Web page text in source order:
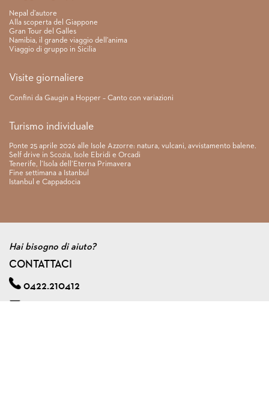
Nepal d’autore
Alla scoperta del Giappone
Gran Tour del Galles
Namibia, il grande viaggio dell’anima
Viaggio di gruppo in Sicilia
Visite giornaliere
Confini da Gaugin a Hopper – Canto con variazioni
Turismo individuale
Ponte 25 aprile 2026 alle Isole Azzorre: natura, vulcani, avvistamento balene.
Self drive in Scozia, Isole Ebridi e Orcadi
Tenerife, l’Isola dell’Eterna Primavera
Fine settimana a Istanbul
Istanbul e Cappadocia
Hai bisogno di aiuto?
CONTATTACI
0422.210412